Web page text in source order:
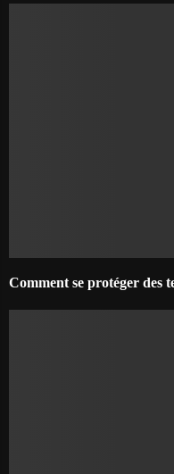
Comment se protéger des